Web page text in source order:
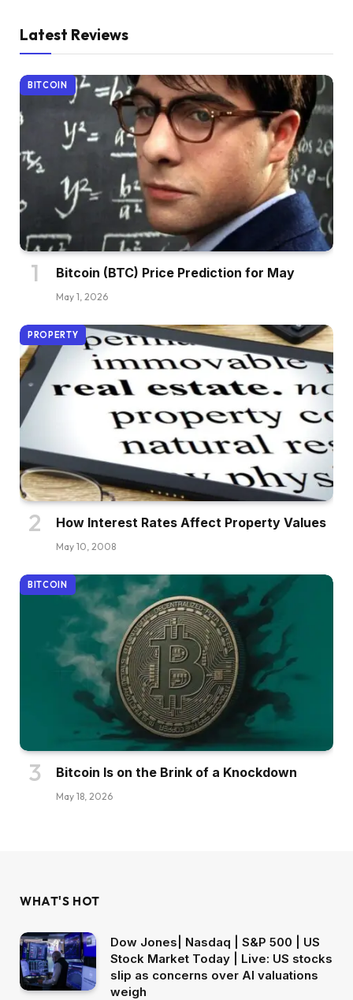
Latest Reviews
BITCOIN
Bitcoin (BTC) Price Prediction for May
May 1, 2026
PROPERTY
How Interest Rates Affect Property Values
May 10, 2008
BITCOIN
Bitcoin Is on the Brink of a Knockdown
May 18, 2026
WHAT'S HOT
Dow Jones| Nasdaq | S&P 500 | US
Stock Market Today | Live: US stocks
slip as concerns over AI valuations
weigh